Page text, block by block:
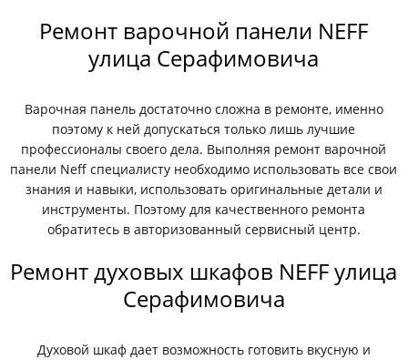
Ремонт варочной панели NEFF
улица Серафимовича
Варочная панель достаточно сложна в ремонте, именно
поэтому к ней допускаться только лишь лучшие
профессионалы своего дела. Выполняя ремонт варочной
панели Neff специалисту необходимо использовать все свои
знания и навыки, использовать оригинальные детали и
инструменты. Поэтому для качественного ремонта
обратитесь в авторизованный сервисный центр.
Ремонт духовых шкафов NEFF улица
Серафимовича
Духовой шкаф дает возможность готовить вкусную и